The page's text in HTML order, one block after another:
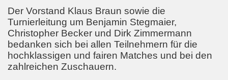
Der Vorstand Klaus Braun sowie die
Turnierleitung um Benjamin Stegmaier,
Christopher Becker und Dirk Zimmermann
bedanken sich bei allen Teilnehmern für die
hochklassigen und fairen Matches und bei den
zahlreichen Zuschauern.